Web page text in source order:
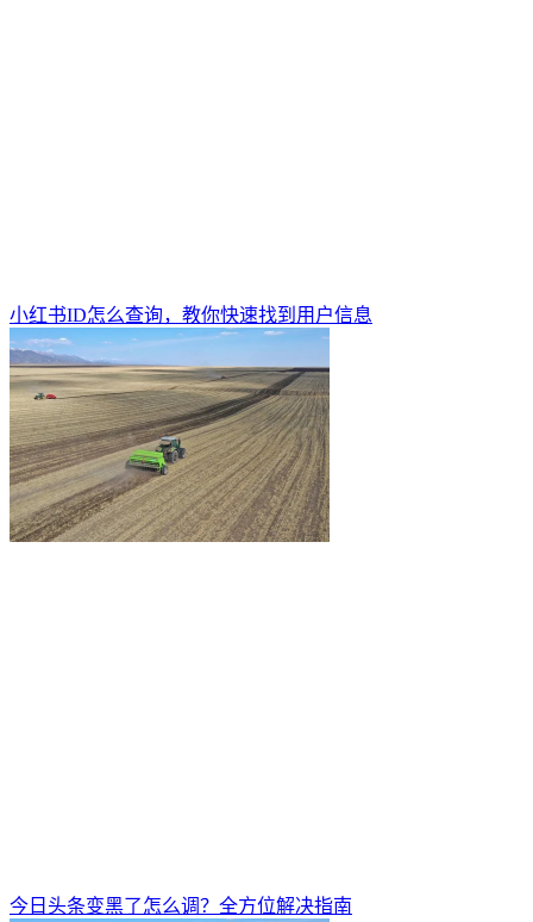
小红书ID怎么查询，教你快速找到用户信息
今日头条变黑了怎么调？全方位解决指南